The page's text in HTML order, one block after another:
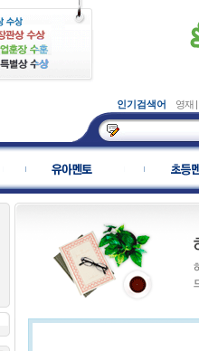
인기검색어 영재 |